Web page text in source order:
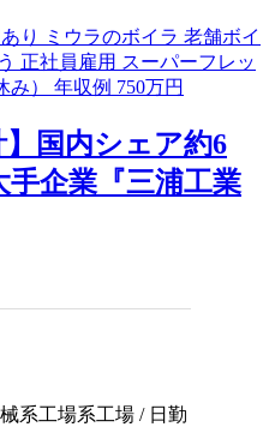
】国内シェア約6
企業『三浦工業
系工場系工場 / 日勤